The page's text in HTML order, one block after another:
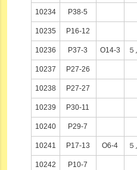
10234 P38-5
10235 P16-12
10236 P37-3 O14-3
10237 P27-26
10238 P27-27
10239 P30-11
10240 P29-7
10241 P17-13 O6-4
10242 P10-7